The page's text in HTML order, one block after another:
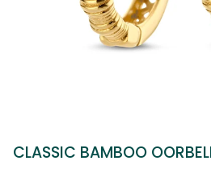
CLASSIC BAMBOO